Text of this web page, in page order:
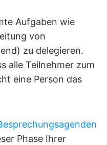
Aufgaben wie
von
zu delegieren.
alle Teilnehmer zum
eine Person das
Phase Ihrer